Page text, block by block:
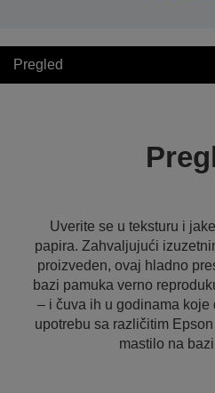
Pregled
Uverite se u teksturu i
papira. Zahvaljujući
proizveden, ovaj hladno
bazi pamuka verno
– i čuva ih u godinama
upotrebu sa različitim
mastilo na